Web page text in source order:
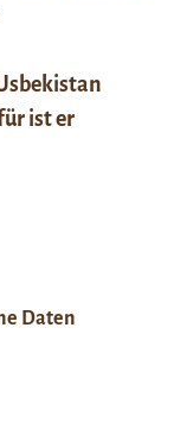
ist er
Daten